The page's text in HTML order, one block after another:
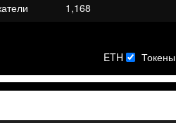
1,168
ETH Токены